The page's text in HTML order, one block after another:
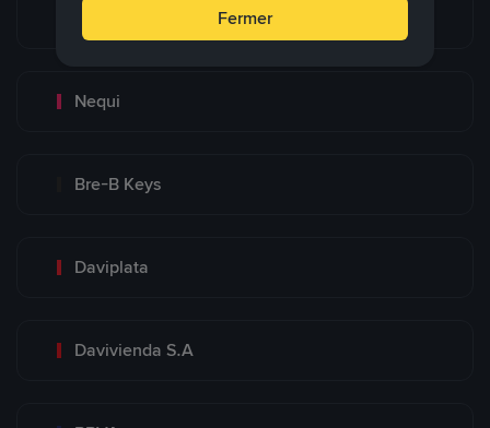
Nequi
Bre-B Keys
Daviplata
Davivienda S.A
Fermer